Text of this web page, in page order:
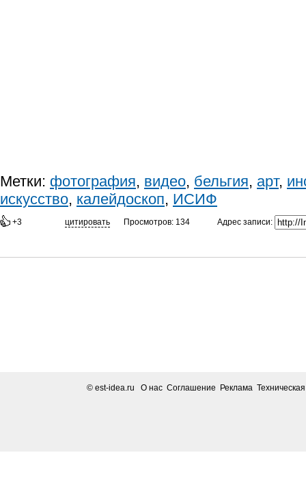
Метки: фотография, видео, бельгия, арт,
искусство, калейдоскоп, ИСИФ
+3 цитировать Просмотров: 134 Адрес записи:
© est-idea.ru О нас Соглашение Реклама